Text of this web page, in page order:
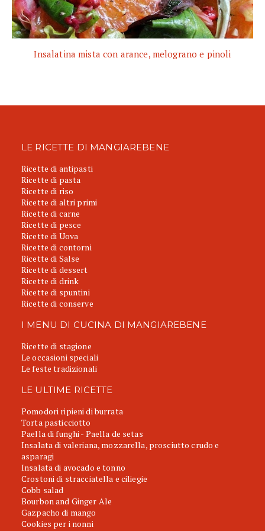
Insalatina mista con arance, melograno e pinoli
LE RICETTE DI MANGIAREBENE
Ricette di antipasti
Ricette di pasta
Ricette di riso
Ricette di altri primi
Ricette di carne
Ricette di pesce
Ricette di Uova
Ricette di contorni
Ricette di Salse
Ricette di dessert
Ricette di drink
Ricette di spuntini
Ricette di conserve
I MENU DI CUCINA DI MANGIAREBENE
Ricette di stagione
Le occasioni speciali
Le feste tradizionali
LE ULTIME RICETTE
Pomodori ripieni di burrata
Torta pasticciotto
Paella di funghi - Paella de setas
Insalata di valeriana, mozzarella, prosciutto crudo e
asparagi
Insalata di avocado e tonno
Crostoni di stracciatella e ciliegie
Cobb salad
Bourbon and Ginger Ale
Gazpacho di mango
Cookies per i nonni